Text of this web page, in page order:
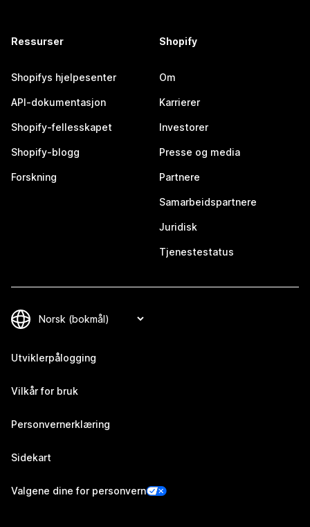
Ressurser
Shopifys hjelpesenter
API-dokumentasjon
Shopify-fellesskapet
Shopify-blogg
Forskning
Shopify
Om
Karrierer
Investorer
Presse og media
Partnere
Samarbeidspartnere
Juridisk
Tjenestestatus
Utviklerpålogging
Vilkår for bruk
Personvernerklæring
Sidekart
Valgene dine for personvern